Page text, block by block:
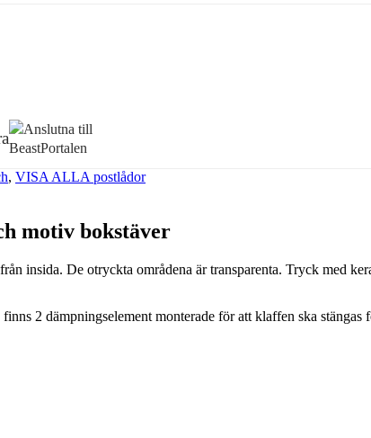
, VISA ALLA postlådor
motiv bokstäver
insida. De otryckta områdena är transparenta. Tryck med
2 dämpningselement monterade för att klaffen ska